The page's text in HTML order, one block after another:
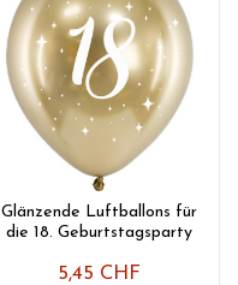
Glänzende Luftballons für
die 18. Geburtstagsparty
5,45 CHF